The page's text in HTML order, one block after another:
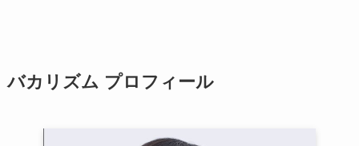
バカリズム プロフィール